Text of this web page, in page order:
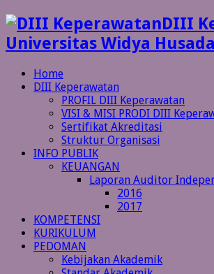
DIII
Universitas Widya
Home
DIII Keperawatan
PROFIL DIII Keperawatan
VISI & MISI PRODI DIII
Sertifikat Akreditasi
Struktur Organisasi
INFO PUBLIK
KEUANGAN
Laporan Auditor
2016
2017
KOMPETENSI
KURIKULUM
PEDOMAN
Kebijakan Akademik